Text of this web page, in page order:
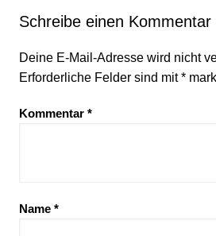
Schreibe einen Kommentar
Deine E-Mail-Adresse wird nicht
Erforderliche Felder sind mit*
Kommentar *
Name *